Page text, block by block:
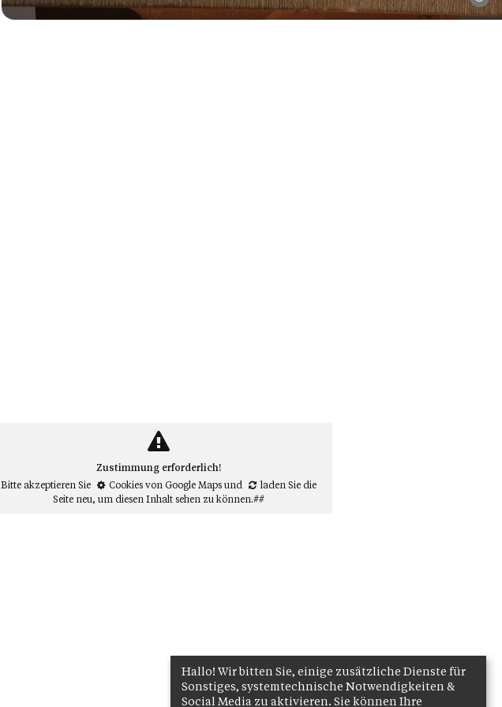
Zustimmung erforderlich!
Bitte akzeptieren Sie
Cookies von Google Mapsund
laden Sie die
Seite neu, um diesen Inhalt sehen zu können.##
Hallo! Wir bitten Sie, einige zusätzliche Dienste für
Sonstiges, systemtechnische Notwendigkeiten &
Social Media zu aktivieren. Sie können Ihre